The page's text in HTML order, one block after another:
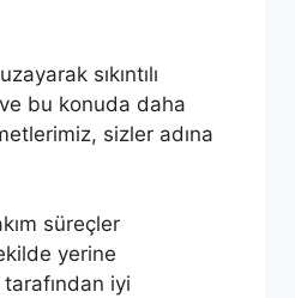
sıkıntılı
bu konuda daha
sizler adına
süreçler
yerine
tarafından iyi